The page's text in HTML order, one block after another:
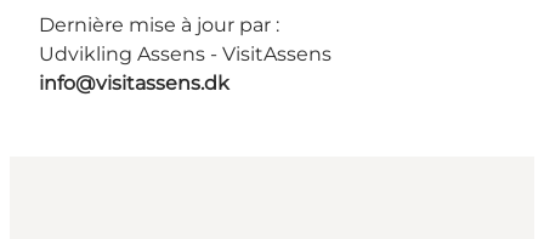
Dernière mise à jour par :
Udvikling Assens - VisitAssens
info@visitassens.dk